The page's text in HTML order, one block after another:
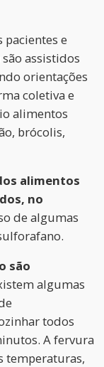
e
assistidos
orientações
coletiva e
alimentos
brócolis,
alimentos
no
de algumas
são
algumas
todos
A fervura
temperaturas,